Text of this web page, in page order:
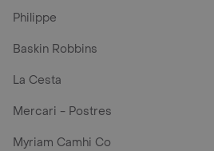
Philippe
Baskin Robbins
La Cesta
Mercari - Postres
Myriam Camhi Co